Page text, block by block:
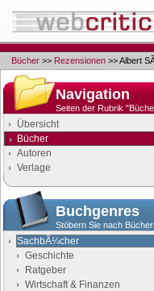
Bücher >> Rezensionen >> Albert
Navigation
Seiten der Rubrik
Übersicht
Bücher
Autoren
Verlage
Buchgenres
Stöbern Sie nach
SachbÃ¼cher
Geschichte
Ratgeber
Wirtschaft & Finanzen